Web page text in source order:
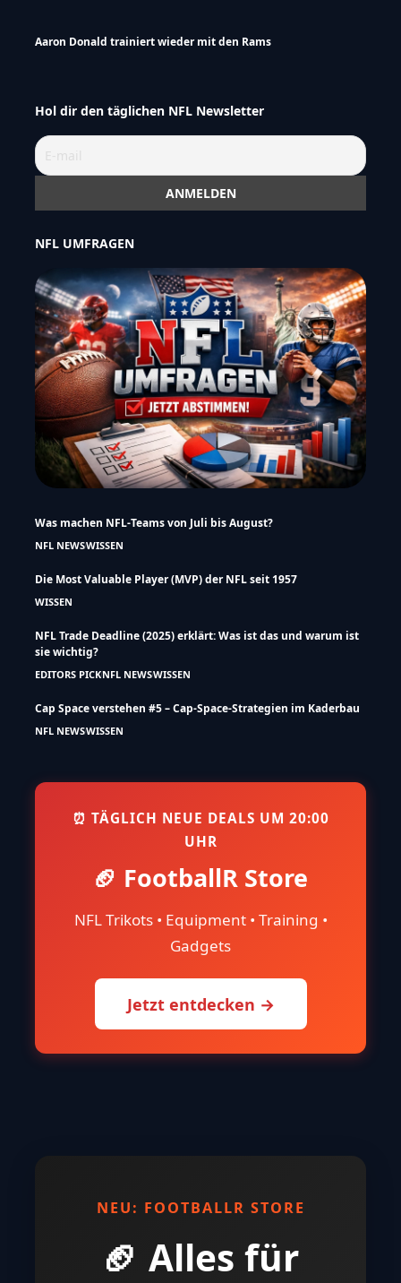
Aaron Donald trainiert wieder mit den Rams
Hol dir den täglichen NFL Newsletter
NFL UMFRAGEN
Was machen NFL-Teams von Juli bis August?
NFL NEWSWISSEN
Die Most Valuable Player (MVP) der NFL seit 1957
WISSEN
NFL Trade Deadline (2025) erklärt: Was ist das und warum ist
sie wichtig?
EDITORS PICKNFL NEWSWISSEN
Cap Space verstehen #5 – Cap-Space-Strategien im Kaderbau
NFL NEWSWISSEN
⏰ TÄGLICH NEUE DEALS UM 20:00
UHR
🏈 FootballR Store
NFL Trikots • Equipment • Training •
Gadgets
Jetzt entdecken →
NEU: FOOTBALLR STORE
🏈 Alles für